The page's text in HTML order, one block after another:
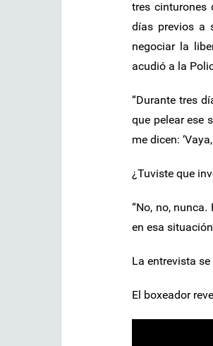
tres cinturones
días previos a
negociar la
acudió a la
“Durante tres
que pelear ese
me dicen:
¿Tuviste que
“No, no,
en esa
La entrevista
El boxeador